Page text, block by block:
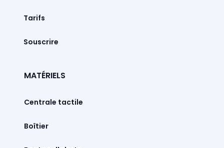
Tarifs
Souscrire
MATÉRIELS
Centrale tactile
Boîtier